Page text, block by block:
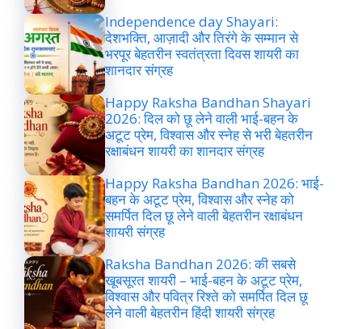
Independence day Shayari:
देशभक्ति, आज़ादी और तिरंगे के सम्मान से
भरपूर बेहतरीन स्वतंत्रता दिवस शायरी का
शानदार संग्रह
Happy Raksha Bandhan Shayari
2026: दिल को छू लेने वाली भाई-बहन के
अटूट प्रेम, विश्वास और स्नेह से भरी बेहतरीन
रक्षाबंधन शायरी का शानदार संग्रह
Happy Raksha Bandhan 2026: भाई-
बहन के अटूट प्रेम, विश्वास और स्नेह को
समर्पित दिल छू लेने वाली बेहतरीन रक्षाबंधन
शायरी संग्रह
Raksha Bandhan 2026: की सबसे
खूबसूरत शायरी – भाई-बहन के अटूट प्रेम,
विश्वास और पवित्र रिश्ते को समर्पित दिल छू
लेने वाली बेहतरीन हिंदी शायरी संग्रह